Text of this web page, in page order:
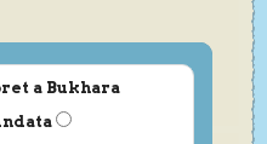
a Bukhara